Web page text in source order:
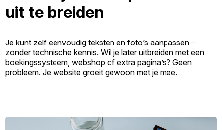
uit te breiden
Je kunt zelf eenvoudig teksten en foto’s aanpassen –
zonder technische kennis. Wil je later uitbreiden met een
boekingssysteem, webshop of extra pagina’s? Geen
probleem. Je website groeit gewoon met je mee.